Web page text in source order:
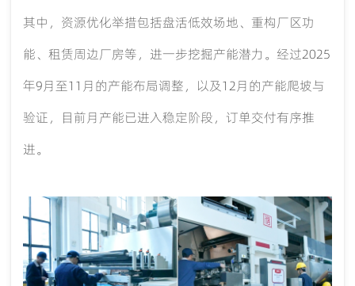
其中，资源优化举措包括盘活低效场地、重构厂区功
能、租赁周边厂房等，进一步挖掘产能潜力。经过2025
年9月至11月的产能布局调整，以及12月的产能爬坡与
验证，目前月产能已进入稳定阶段，订单交付有序推
进。